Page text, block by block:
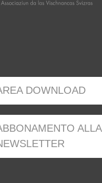
DOWNLOAD
ALLA